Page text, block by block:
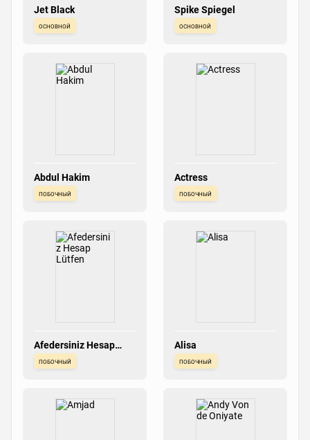
Jet Black
основной
Spike Spiegel
основной
Abdul Hakim
побочный
Actress
побочный
Afedersiniz Hesap
Lütfen
побочный
Alisa
побочный